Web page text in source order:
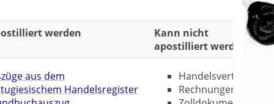
werden
Kann nicht
apostilliert werden
aus dem
Handelsregister
Handelsverträge
Rechnungen